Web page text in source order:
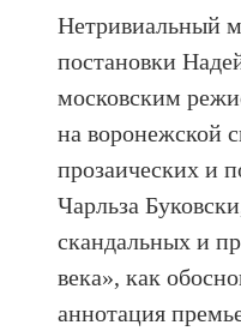
Нетривиальный
постановки
московским
на воронежской
прозаических и
Чарльза
скандальных и
века», как
аннотация